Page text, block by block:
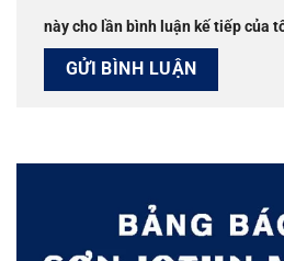
này cho lần bình luận kế tiếp của